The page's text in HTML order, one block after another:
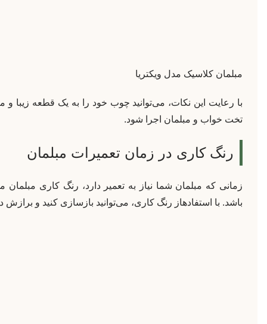
مبلمان کلاسیک مدل ویکتریا
با رعایت این نکات، می‌توانید چوب خود را به یک قطعه زیبا و
تخت خواب و مبلمان اجرا شود.
رنگ کاری در زمان تعمیرات مبلمان
زمانی که مبلمان شما نیاز به تعمیر دارد، رنگ کاری مبلمان
باشد. با استفادهاز رنگ کاری، می‌توانید بازسازی کنید و برازش